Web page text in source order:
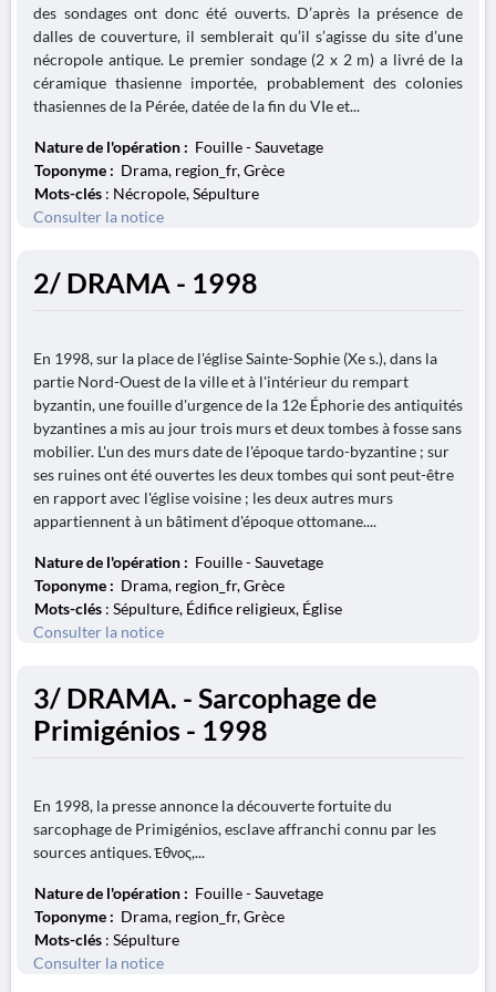
des sondages ont donc été ouverts. D’après la présence de
dalles de couverture, il semblerait qu’il s’agisse du site d’une
nécropole antique. Le premier sondage (2 x 2 m) a livré de la
céramique thasienne importée, probablement des colonies
thasiennes de la Pérée, datée de la fin du VIe et...
Nature de l'opération : Fouille - Sauvetage
Toponyme : Drama, region_fr, Grèce
Mots-clés : Nécropole, Sépulture
Consulter la notice
2/ DRAMA - 1998
En 1998, sur la place de l'église Sainte-Sophie (Xe s.), dans la
partie Nord-Ouest de la ville et à l'intérieur du rempart
byzantin, une fouille d'urgence de la 12e Éphorie des antiquités
byzantines a mis au jour trois murs et deux tombes à fosse sans
mobilier. L'un des murs date de l'époque tardo-byzantine ; sur
ses ruines ont été ouvertes les deux tombes qui sont peut-être
en rapport avec l'église voisine ; les deux autres murs
appartiennent à un bâtiment d'époque ottomane....
Nature de l'opération : Fouille - Sauvetage
Toponyme : Drama, region_fr, Grèce
Mots-clés : Sépulture, Édifice religieux, Église
Consulter la notice
3/ DRAMA. - Sarcophage de
Primigénios - 1998
En 1998, la presse annonce la découverte fortuite du
sarcophage de Primigénios, esclave affranchi connu par les
sources antiques. Έθνος,...
Nature de l'opération : Fouille - Sauvetage
Toponyme : Drama, region_fr, Grèce
Mots-clés : Sépulture
Consulter la notice